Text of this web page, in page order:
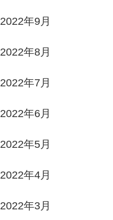
2022年9月
2022年8月
2022年7月
2022年6月
2022年5月
2022年4月
2022年3月